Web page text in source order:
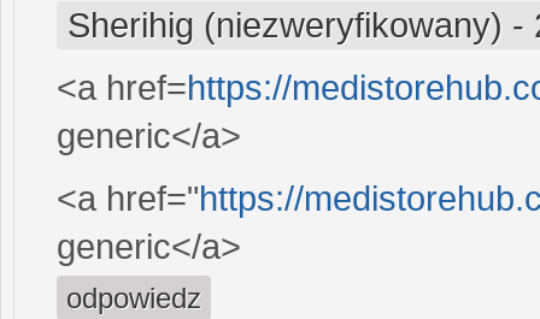
Sherihig (niezweryfikowany) -
<a href=https://
generic</a>
<a href="https://
generic</a>
odpowiedz